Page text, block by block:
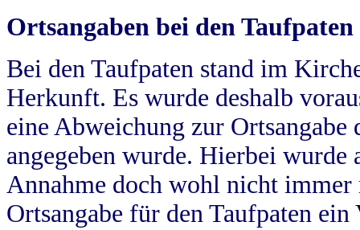
Ortsangaben bei den Taufpaten
Bei den Taufpaten stand im
Herkunft. Es wurde deshalb
eine Abweichung zur
angegeben wurde. Hierbei wurde
Annahme doch wohl nicht
Ortsangabe für den Taufpaten